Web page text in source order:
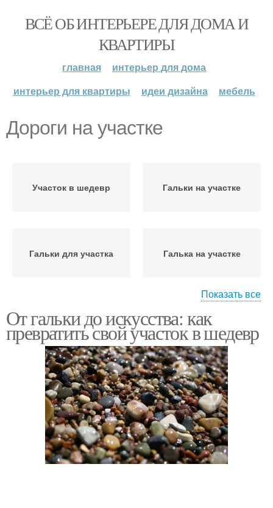
ВСЁ ОБ ИНТЕРЬЕРЕ ДЛЯ ДОМА И
КВАРТИРЫ
главная
интерьер для дома
интерьер для квартиры
идеи дизайна мебель
Дороги на участке
Участок в шедевр Гальки на участке
Гальки для участка Галька на участке
Дороги на даче Элементы на участке
Места на участке
Показать все
От гальки до искусства: как
превратить свой участок в шедевр